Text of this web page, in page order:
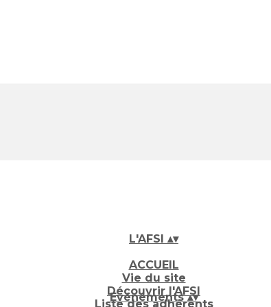
L'AFSI ▴▾
ACCUEIL
Vie du site
Découvrir l'AFSI
Liste des adhérents
Evénements▴▾